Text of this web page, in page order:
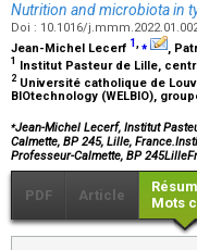
Nutrition and microbiota in
Doi : 10.1016/
Jean-Michel Lecerf 1,⁎ ,
1 Institut Pasteur de Lille,
2 Université catholique de
BIOtechnology (WELBIO),
⁎Jean-Michel Lecerf, Institut
Calmette, BP 245, Lille,
Professeur-Calmette, BP
PDF Article
Mots